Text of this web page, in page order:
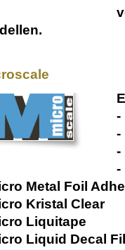
-
-
-
-
Metal Foil
Kristal Clear
Liquitape
Liquid Decal